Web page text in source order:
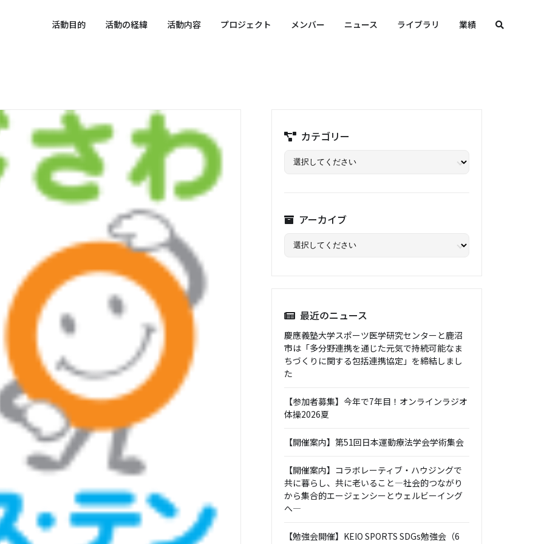
SDGs
活動目的 活動の経緯 活動内容 プロジェクト メンバー ニュース ライブラリ 業績
カテゴリー
アーカイブ
最近のニュース
慶應義塾大学スポーツ医学研究センターと鹿沼
市は「多分野連携を通じた元気で持続可能なま
ちづくりに関する包括連携協定」を締結しまし
た
【参加者募集】今年で7年目！オンラインラジオ
体操2026夏
【開催案内】第51回日本運動療法学会学術集会
【開催案内】コラボレーティブ・ハウジングで
共に暮らし、共に老いること―社会的つながり
から集合的エージェンシーとウェルビーイング
へ―
【勉強会開催】KEIO SPORTS SDGs勉強会（6